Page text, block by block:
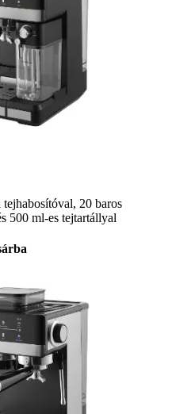
tejhabosítóval, 20 baros
500 ml-es tejtartállyal